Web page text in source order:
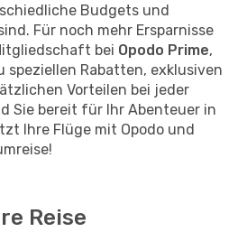
Budgets und
Für noch mehr Ersparnisse
bei Opodo Prime,
speziellen Rabatten, exklusiven
Vorteilen bei jeder
Sie bereit für Ihr Abenteuer in
Ihre Flüge mit Opodo und
Reise